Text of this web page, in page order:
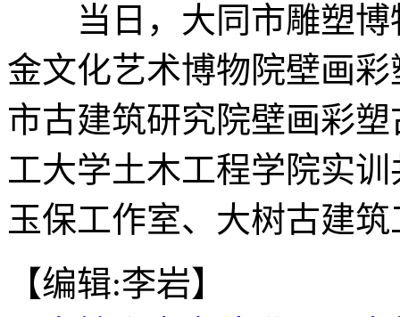
当日，大同市雕塑博
金文化艺术博物院壁画
市古建筑研究院壁画彩
工大学土木工程学院实
玉保工作室、大树古建
【编辑:李岩】